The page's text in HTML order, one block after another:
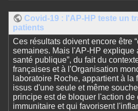
Covid-19 : l'AP-HP teste un
patients
Ces résultats doivent encore être
semaines. Mais l'AP-HP explique
santé publique”, du fait du
françaises et à l'Organisation
laboratoire Roche, appartient à
issus d'une seule et même
principe est de bloquer l'action
immunitaire et qui favorisent